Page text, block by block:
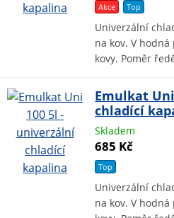
Akce Top
Univerzální
na kov. V
kovy. Poměr
Emulkat
chladící
Skladem
685 Kč
Top
Univerzální
na kov. V